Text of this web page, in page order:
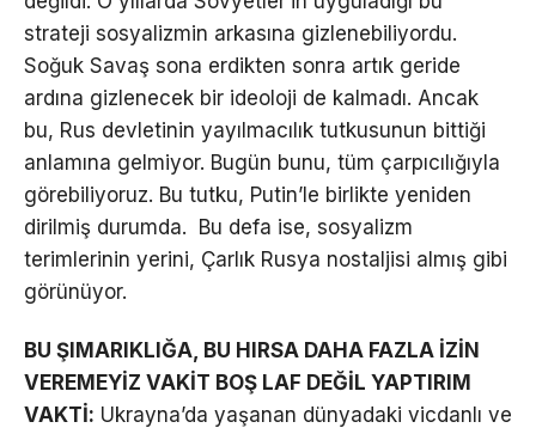
strateji sosyalizmin arkasına gizlenebiliyordu.
Soğuk Savaş sona erdikten sonra artık geride
ardına gizlenecek bir ideoloji de kalmadı. Ancak
bu, Rus devletinin yayılmacılık tutkusunun bittiği
anlamına gelmiyor. Bugün bunu, tüm çarpıcılığıyla
görebiliyoruz. Bu tutku, Putin’le birlikte yeniden
dirilmiş durumda. Bu defa ise, sosyalizm
terimlerinin yerini, Çarlık Rusya nostaljisi almış gibi
görünüyor.
BU ŞIMARIKLIĞA, BU HIRSA DAHA FAZLA İZİN
VEREMEYİZ VAKİT BOŞ LAF DEĞİL YAPTIRIM
VAKTİ: Ukrayna’da yaşanan dünyadaki vicdanlı ve